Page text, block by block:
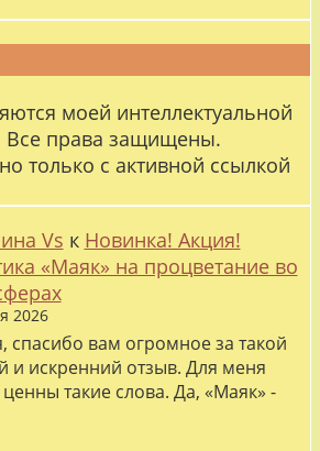
моей интеллектуальной
Все права защищены.
только с активной ссылкой
Vs к Новинка! Акция!
«Маяк» на процветание во
2026
спасибо вам огромное за такой
и искренний отзыв. Для меня
такие слова. Да, «Маяк» -